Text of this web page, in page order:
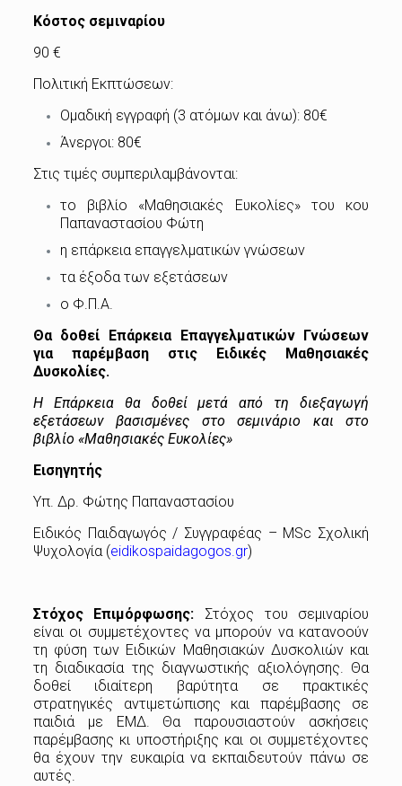
Κόστος σεμιναρίου
90 €
Πολιτική Εκπτώσεων:
Ομαδική εγγραφή (3 ατόμων και άνω): 80€
Άνεργοι: 80€
Στις τιμές συμπεριλαμβάνονται:
το βιβλίο «Μαθησιακές Ευκολίες» του κου
Παπαναστασίου Φώτη
η επάρκεια επαγγελματικών γνώσεων
τα έξοδα των εξετάσεων
ο Φ.Π.Α.
Θα δοθεί Επάρκεια Επαγγελματικών Γνώσεων
για παρέμβαση στις Ειδικές Μαθησιακές
Δυσκολίες.
Η Επάρκεια θα δοθεί μετά από τη διεξαγωγή
εξετάσεων βασισμένες στο σεμινάριο και στο
βιβλίο «Μαθησιακές Ευκολίες»
Εισηγητής
Υπ. Δρ. Φώτης Παπαναστασίου
Ειδικός Παιδαγωγός / Συγγραφέας – MSc Σχολική
Ψυχολογία (eidikospaidagogos.gr)
Στόχος Επιμόρφωσης: Στόχος του σεμιναρίου
είναι οι συμμετέχοντες να μπορούν να κατανοούν
τη φύση των Ειδικών Μαθησιακών Δυσκολιών και
τη διαδικασία της διαγνωστικής αξιολόγησης. Θα
δοθεί ιδιαίτερη βαρύτητα σε πρακτικές
στρατηγικές αντιμετώπισης και παρέμβασης σε
παιδιά με ΕΜΔ. Θα παρουσιαστούν ασκήσεις
παρέμβασης κι υποστήριξης και οι συμμετέχοντες
θα έχουν την ευκαιρία να εκπαιδευτούν πάνω σε
αυτές.